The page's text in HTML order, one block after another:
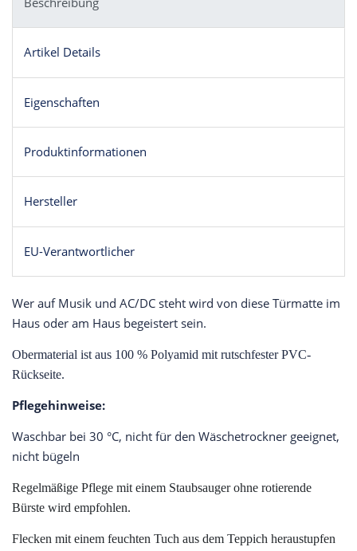
Artikel Details
Eigenschaften
Produktinformationen
Hersteller
EU-Verantwortlicher
Wer auf Musik und AC/DC steht wird von diese Türmatte im
Haus oder am Haus begeistert sein.
Obermaterial ist aus 100 % Polyamid mit rutschfester PVC-
Rückseite.
Pflegehinweise:
Waschbar bei 30 °C, nicht für den Wäschetrockner geeignet,
nicht bügeln
Regelmäßige Pflege mit einem Staubsauger ohne rotierende
Bürste wird empfohlen.
Flecken mit einem feuchten Tuch aus dem Teppich heraustupfen